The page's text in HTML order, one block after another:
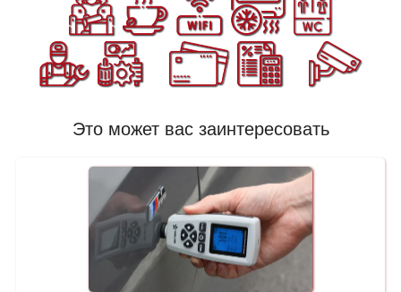
Это может вас заинтересовать